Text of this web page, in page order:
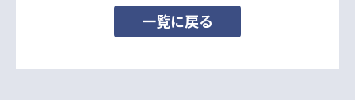
一覧に戻る